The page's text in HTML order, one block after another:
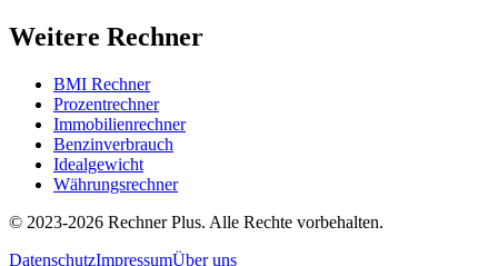
Weitere Rechner
BMI Rechner
Prozentrechner
Immobilienrechner
Benzinverbrauch
Idealgewicht
Währungsrechner
© 2023-2026 Rechner Plus. Alle Rechte vorbehalten.
DatenschutzImpressumÜber uns